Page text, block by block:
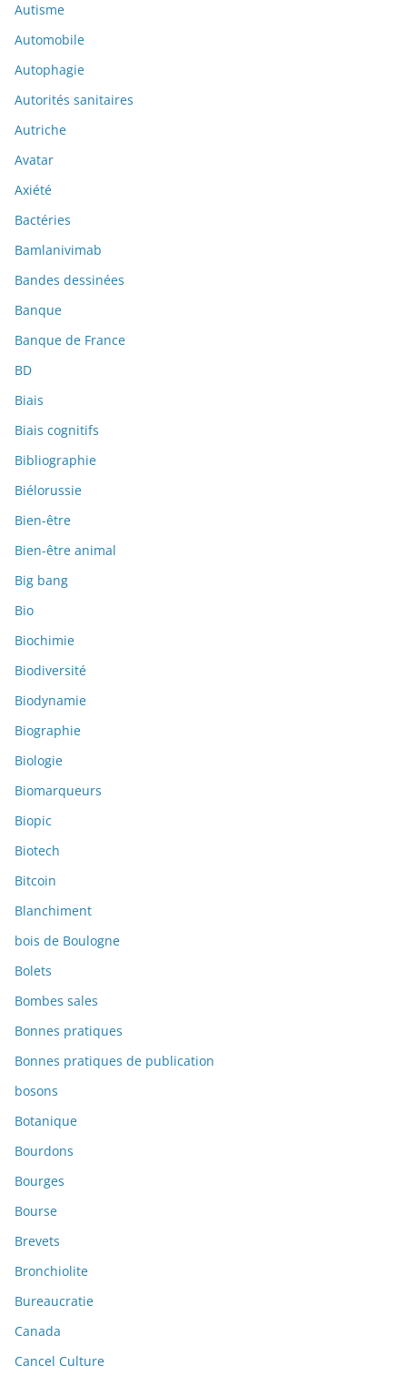
Autisme
Automobile
Autophagie
Autorités sanitaires
Autriche
Avatar
Axiété
Bactéries
Bamlanivimab
Bandes dessinées
Banque
Banque de France
BD
Biais
Biais cognitifs
Bibliographie
Biélorussie
Bien-être
Bien-être animal
Big bang
Bio
Biochimie
Biodiversité
Biodynamie
Biographie
Biologie
Biomarqueurs
Biopic
Biotech
Bitcoin
Blanchiment
bois de Boulogne
Bolets
Bombes sales
Bonnes pratiques
Bonnes pratiques de publication
bosons
Botanique
Bourdons
Bourges
Bourse
Brevets
Bronchiolite
Bureaucratie
Canada
Cancel Culture